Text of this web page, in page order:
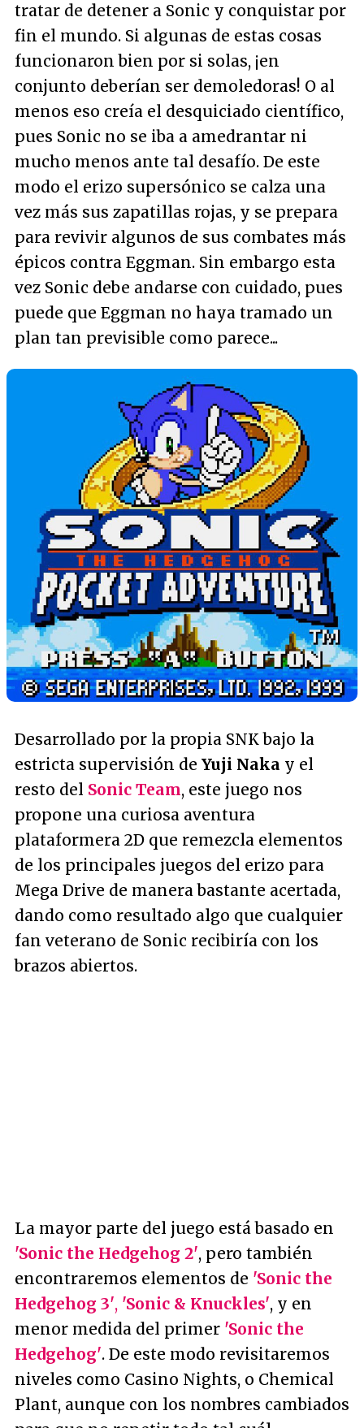
tratar de detener a Sonic y conquistar por
fin el mundo. Si algunas de estas cosas
funcionaron bien por si solas, ¡en
conjunto deberían ser demoledoras! O al
menos eso creía el desquiciado científico,
pues Sonic no se iba a amedrantar ni
mucho menos ante tal desafío. De este
modo el erizo supersónico se calza una
vez más sus zapatillas rojas, y se prepara
para revivir algunos de sus combates más
épicos contra Eggman. Sin embargo esta
vez Sonic debe andarse con cuidado, pues
puede que Eggman no haya tramado un
plan tan previsible como parece...
Desarrollado por la propia SNK bajo la
estricta supervisión de Yuji Naka y el
resto del Sonic Team, este juego nos
propone una curiosa aventura
plataformera 2D que remezcla elementos
de los principales juegos del erizo para
Mega Drive de manera bastante acertada,
dando como resultado algo que cualquier
fan veterano de Sonic recibiría con los
brazos abiertos.
La mayor parte del juego está basado en
'Sonic the Hedgehog 2', pero también
encontraremos elementos de 'Sonic the
Hedgehog 3', 'Sonic & Knuckles', y en
menor medida del primer 'Sonic the
Hedgehog'. De este modo revisitaremos
niveles como Casino Nights, o Chemical
Plant, aunque con los nombres cambiados